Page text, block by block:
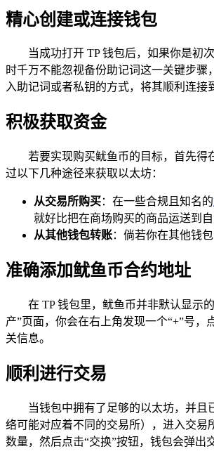
精心创建或连接钱包
当成功打开 TP 钱包后，如果你是初
时千万不能忽视备份助记词这一关键步
入助记词或者私钥的方式，将其顺利连接
积极获取资金
若要实现购买鱿鱼币的目标，首先得
过以下几种途径来获取以太坊：
从交易所购买：在一些合规且知名的
就好比把在商场购买的商品运送到自
从其他钱包转账：倘若你在其他钱
准确添加鱿鱼币合约地址
在 TP 钱包里，鱿鱼币并非默认显示
产”页面，你会在右上角发现一个“+”号
关信息。
顺利进行交易
当钱包中拥有了足够的以太坊，并且
络可能对应着不同的交易所），进入交
数量，然后点击“交换”按钮，钱包会弹出